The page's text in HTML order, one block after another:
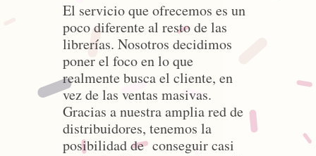
El servicio que ofrecemos es un
poco diferente al resto de las
librerías. Nosotros decidimos
poner el foco en lo que
realmente busca el cliente, en
vez de las ventas masivas.
Gracias a nuestra amplia red de
distribuidores, tenemos la
posibilidad de conseguir casi